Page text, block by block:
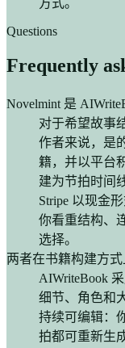
方式。
Questions
Frequently
Novelmint 是
对于希望故事
作者来说，是
籍，并以平台
建为节拍时间
Stripe 以现金
你看重结构、
选择。
两者在书籍构建方式
AIWriteBook
细节、角色和
持续可编辑：
拍都可重新生